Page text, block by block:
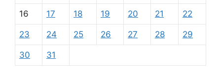
16 17 18 19 20 21 22
23 24 25 26 27 28 29
30 31